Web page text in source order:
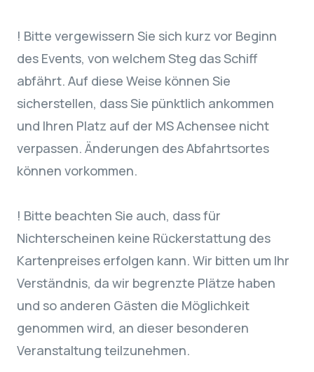
! Bitte vergewissern Sie sich kurz vor Beginn
des Events, von welchem Steg das Schiff
abfährt. Auf diese Weise können Sie
sicherstellen, dass Sie pünktlich ankommen
und Ihren Platz auf der MS Achensee nicht
verpassen. Änderungen des Abfahrtsortes
können vorkommen.
! Bitte beachten Sie auch, dass für
Nichterscheinen keine Rückerstattung des
Kartenpreises erfolgen kann. Wir bitten um Ihr
Verständnis, da wir begrenzte Plätze haben
und so anderen Gästen die Möglichkeit
genommen wird, an dieser besonderen
Veranstaltung teilzunehmen.